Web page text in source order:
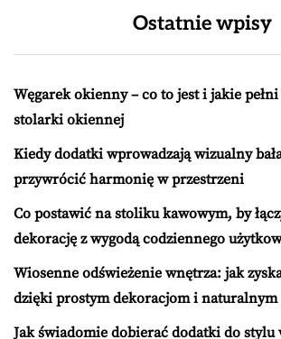
Ostatnie wpisy
Węgarek okienny – co to jest i jakie
stolarki okiennej
Kiedy dodatki wprowadzają wizualny
przywrócić harmonię w przestrzeni
Co postawić na stoliku kawowym, by
dekorację z wygodą codziennego
Wiosenne odświeżenie wnętrza: jak
dzięki prostym dekoracjom i naturalnym
Jak świadomie dobierać dodatki do stylu